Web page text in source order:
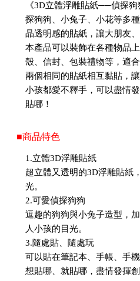
《3D立體浮雕貼紙──偵探
探狗狗、小兔子、小花等多
晶透明感的貼紙，讓大朋友
本產品可以裝飾在各種物品
殼、信封、包裝禮物等，適
兩個相同的貼紙相互黏貼，
小孩都愛不釋手，可以盡情
貼哪！
■商品特色
1.立體3D浮雕貼紙
超立體又透明的3D浮雕貼紙
光。
2.可愛偵探狗狗
逗趣的狗狗與小兔子造型，
人小孩的目光。
3.隨處貼、隨處玩
可以貼在筆記本、手帳、手
想貼哪、就貼哪，盡情發揮創